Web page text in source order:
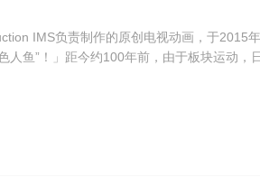
IMS负责制作的原创电视动画，于2015
鱼”！」距今约100年前，由于板块运动，